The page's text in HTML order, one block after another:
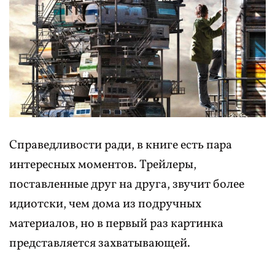
Справедливости ради, в книге есть пара
интересных моментов. Трейлеры,
поставленные друг на друга, звучит более
идиотски, чем дома из подручных
материалов, но в первый раз картинка
представляется захватывающей.